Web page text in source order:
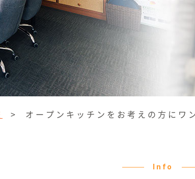
> オープンキッチンをお考えの方にワ
Info